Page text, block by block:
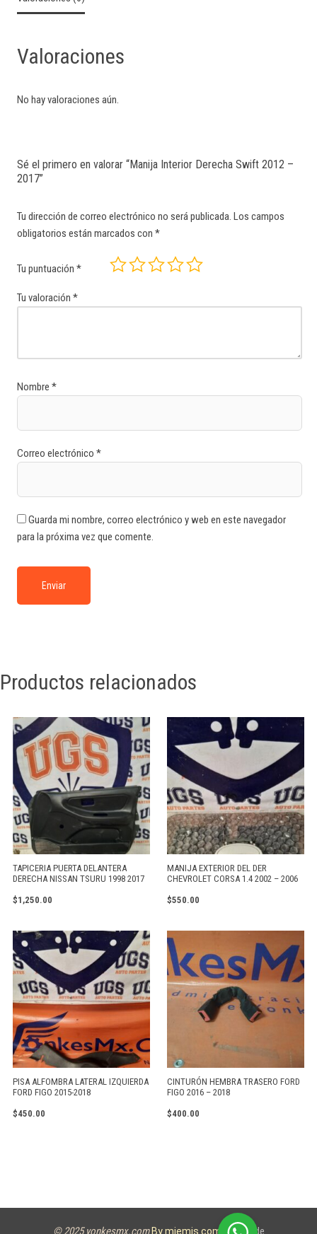
Valoraciones
No hay valoraciones aún.
Sé el primero en valorar “Manija Interior Derecha Swift 2012 –
2017”
Tu dirección de correo electrónico no será publicada. Los campos
obligatorios están marcados con *
Tu puntuación *
Tu valoración *
Nombre *
Correo electrónico *
Guarda mi nombre, correo electrónico y web en este navegador
para la próxima vez que comente.
Productos relacionados
TAPICERIA PUERTA DELANTERA
DERECHA NISSAN TSURU 1998 2017
$1,250.00
MANIJA EXTERIOR DEL DER
CHEVROLET CORSA 1.4 2002 – 2006
$550.00
PISA ALFOMBRA LATERAL IZQUIERDA
FORD FIGO 2015-2018
$450.00
CINTURÓN HEMBRA TRASERO FORD
FIGO 2016 – 2018
$400.00
© 2025 yonkesmx.com By miemis.com Aviso de